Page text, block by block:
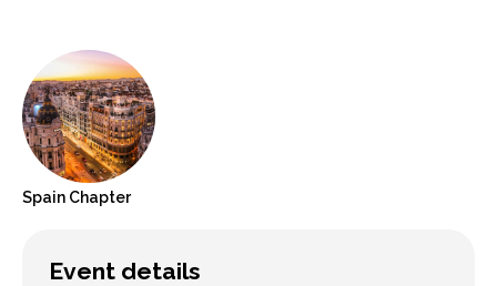
Spain Chapter
Event details